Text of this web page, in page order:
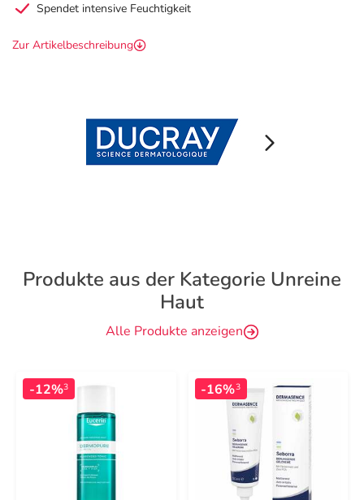
Spendet intensive Feuchtigkeit
Zur Artikelbeschreibung
Produkte aus der Kategorie Unreine
Haut
Alle Produkte anzeigen
-12%3 -16%3